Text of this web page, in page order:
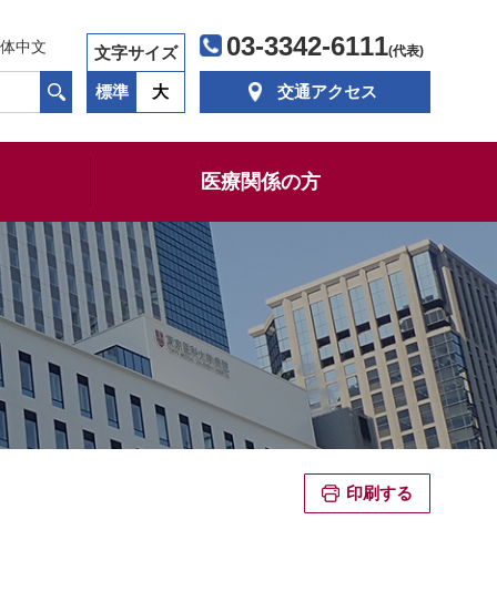
中文 文字サイズ
標準 大
03-3342-6111(代表)
交通アクセス
医療関係の方
印刷する